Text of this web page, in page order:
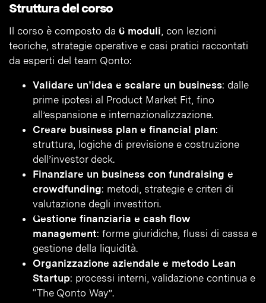
Struttura del corso
Il corso è composto da 6 moduli, con lezioni
teoriche, strategie operative e casi pratici raccontati
da esperti del team Qonto:
Validare un’idea e scalare un business: dalle
prime ipotesi al Product Market Fit, fino
all’espansione e internazionalizzazione.
Creare business plan e financial plan:
struttura, logiche di previsione e costruzione
dell’investor deck.
Finanziare un business con fundraising e
crowdfunding: metodi, strategie e criteri di
valutazione degli investitori.
Gestione finanziaria e cash flow
management: forme giuridiche, flussi di cassa e
gestione della liquidità.
Organizzazione aziendale e metodo Lean
Startup: processi interni, validazione continua e
“The Qonto Way”.